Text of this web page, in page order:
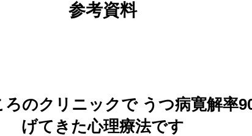
参考資料
のクリニックで うつ病寛解率
げてきた心理療法です